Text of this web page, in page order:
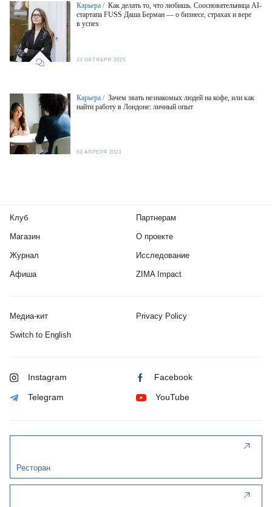
Карьера / Как делать то, что любишь. Соосновательница AI-
стартапа FUSS Даша Берман — о бизнесе, страхах и вере
в успех
23 ОКТЯБРЯ 2025
Карьера / Зачем звать незнакомых людей на кофе, или как
найти работу в Лондоне: личный опыт
03 АПРЕЛЯ 2023
Клуб
Магазин
Журнал
Афиша
Партнерам
О проекте
Исследование
ZIMA Impact
Медиа-кит Privacy Policy
Switch to English
Instagram Facebook
Telegram YouTube
Ресторан